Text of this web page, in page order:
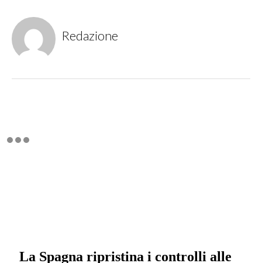
Redazione
La Spagna ripristina i controlli alle